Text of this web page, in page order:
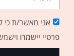
אני מאשר/ת כי
פרטיי יישמרו